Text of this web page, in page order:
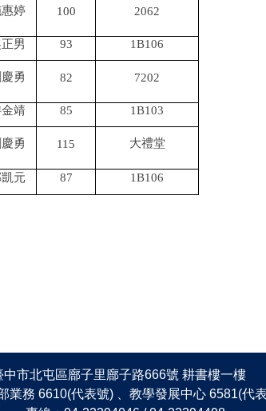
婷 100 2062
男 93 1B106
勇 82 7202
靖 85 1B103
勇 115 大禮堂
元 87 1B106
市北屯區廍子里廍子路666號 耕書樓一樓
務 6610(代表號) 、教學發展中心 6581(代